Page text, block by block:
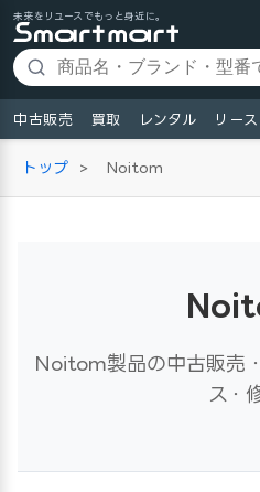
未来をリユースでもっと身近に。
中古販売 買取 レンタル リース
トップ > Noitom
Noitom製品の中古販売
ス・